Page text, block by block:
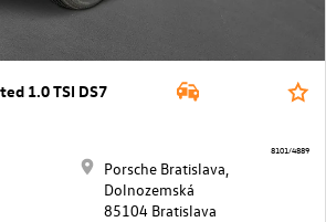
1.0 TSI DS7
Porsche Bratislava,
Dolnozemská
85104 Bratislava
8101/4889